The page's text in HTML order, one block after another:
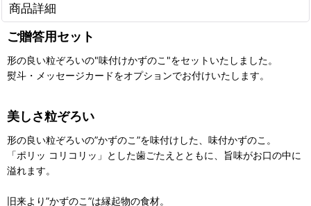
商品詳細
ご贈答用セット
形の良い粒ぞろいの"味付けかずのこ"をセットいたしました。
熨斗・メッセージカードをオプションでお付けいたします。
美しさ粒ぞろい
形の良い粒ぞろいの”かずのこ”を味付けした、味付かずのこ。
「ポリッ コリコリッ」とした歯ごたえとともに、旨味がお口の中に
溢れます。
旧来より”かずのこ”は縁起物の食材。